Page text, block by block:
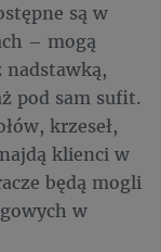
są w
– mogą
nadstawką,
pod sam sufit.
krzeseł,
klienci w
będą mogli
w